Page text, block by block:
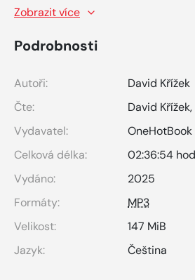
Zobrazit více
Podrobnosti
Autoři:
David Křížek
Čte:
David Křížek,
Vydavatel:
OneHotBook
Celková délka:
02:36:54
Vydáno:
2025
Formáty:
MP3
Velikost:
147 MiB
Jazyk:
Čeština